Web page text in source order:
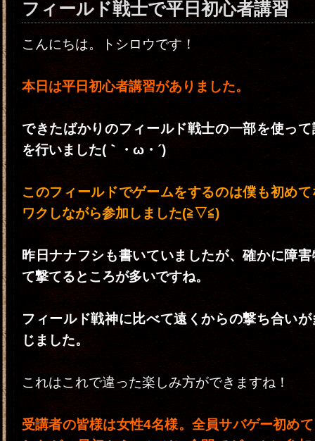
フィールド戦士で平日初心者講習
こんにちは。トシロウです！
本日は平日初心者講習がありました。
できたばかりのフィールド戦士の一部を使っ
を行いました(｀・ω・´)
このフィールドでゲームをするのは僕も初め
ワクしながら参加しました(≧▽≦)
昨日ナナフシも書いていましたが、確かに障
て撃てるところが多いですね。
フィールド戦神に比べて遠くからの撃ち合い
じました。
これはこれで違った楽しみ方ができますね！
受講者の皆様は女性4名様。全員サバゲー初め